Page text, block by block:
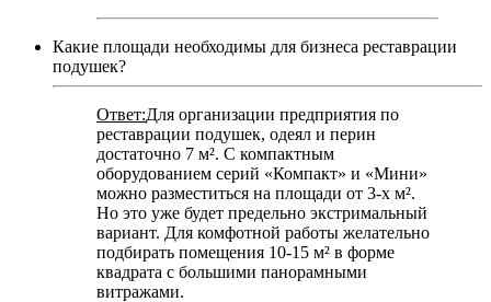
Какие площади необходимы для бизнеса реставрации
подушек?
Ответ:Для организации предприятия по
реставрации подушек, одеял и перин
достаточно 7 м². С компактным
оборудованием серий «Компакт» и «Мини»
можно разместиться на площади от 3-х м².
Но это уже будет предельно экстримальный
вариант. Для комфотной работы желательно
подбирать помещения 10-15 м² в форме
квадрата с большими панорамными
витражами.